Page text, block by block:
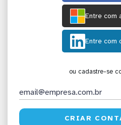
Entre com
Entre com
ou cadastre-se